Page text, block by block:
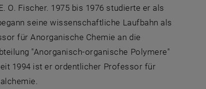
O. Fischer. 1975 bis 1976 studierte er als
seine wissenschaftliche Laufbahn als
für Anorganische Chemie an die
"Anorganisch-organische Polymere"
1994 ist er ordentlicher Professor für